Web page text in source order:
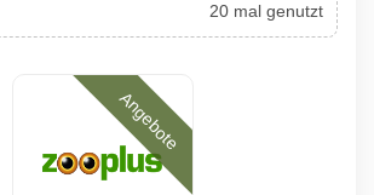
20 mal genutzt
Angebote